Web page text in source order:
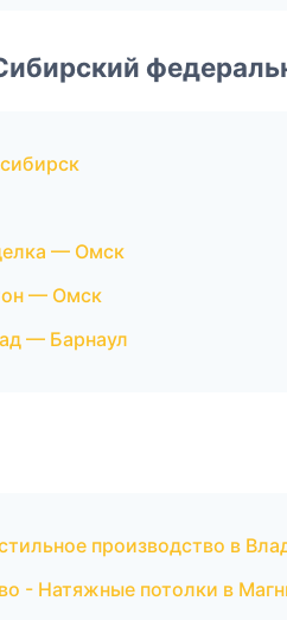
— Омск
— Омск
— Барнаул
производство в
- Натяжные потолки в